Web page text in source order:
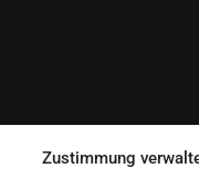
Zustimmung